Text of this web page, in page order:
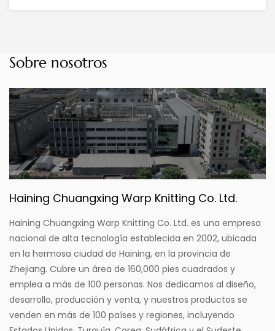
Sobre nosotros
Haining Chuangxing Warp Knitting Co. Ltd.
Haining Chuangxing Warp Knitting Co. Ltd. es una empresa
nacional de alta tecnología establecida en 2002, ubicada
en la hermosa ciudad de Haining, en la provincia de
Zhejiang. Cubre un área de 160,000 pies cuadrados y
emplea a más de 100 personas. Nos dedicamos al diseño,
desarrollo, producción y venta, y nuestros productos se
venden en más de 100 países y regiones, incluyendo